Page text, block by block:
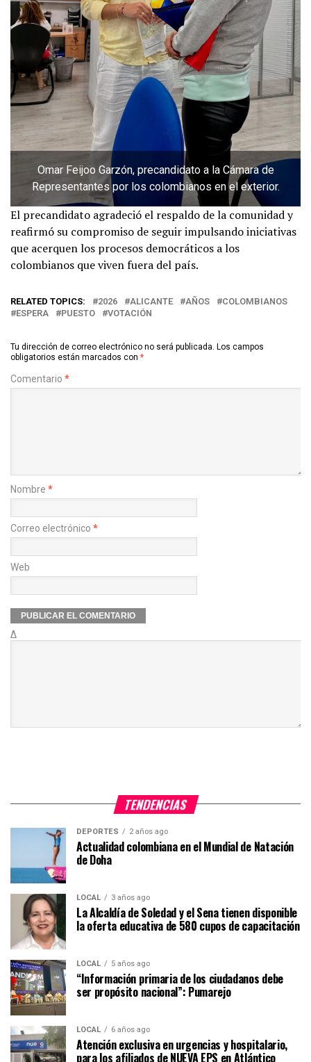
Omar Feijoo Garzón, precandidato a la Cámara de
Representantes por los colombianos en el exterior.
El precandidato agradeció el respaldo de la comunidad y
reafirmó su compromiso de seguir impulsando iniciativas
que acerquen los procesos democráticos a los
colombianos que viven fuera del país.
RELATED TOPICS: 2026 ALICANTE AÑOS
COLOMBIANOS
ESPERA
PUESTO VOTACIÓN
Tu dirección de correo electrónico no será publicada. Los campos
obligatorios están marcados con *
Comentario *
Nombre *
Correo electrónico *
Web
Δ
TENDENCIAS
DEPORTES 2 años ago
Actualidad colombiana en el Mundial de Natación
de Doha
LOCAL 3 años ago
La Alcaldía de Soledad y el Sena tienen disponible
la oferta educativa de 580 cupos de capacitación
LOCAL 5 años ago
“Información primaria de los ciudadanos debe
ser propósito nacional”: Pumarejo
LOCAL 6 años ago
Atención exclusiva en urgencias y hospitalario,
para los afiliados de NUEVA EPS en Atlántico